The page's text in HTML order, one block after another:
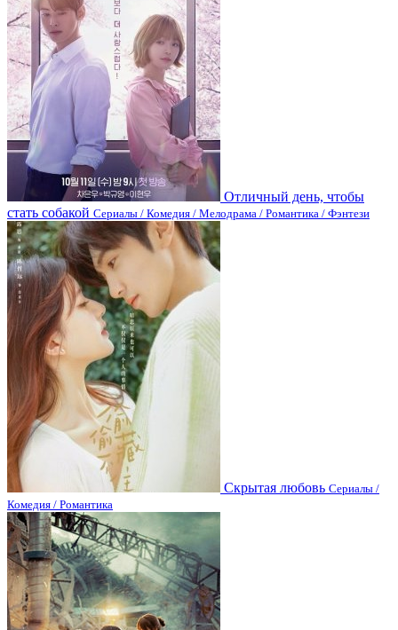
Отличный день, чтобы
стать собакой Сериалы / Комедия / Мелодрама / Романтика / Фэнтези
Скрытая любовь Сериалы /
Комедия / Романтика